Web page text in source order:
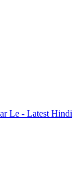
Le - Latest Hindi